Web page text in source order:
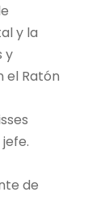
y la
y
el Ratón
de